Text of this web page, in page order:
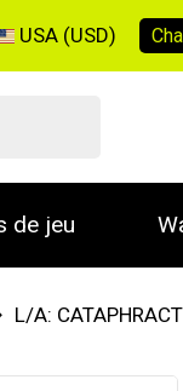
USA (USD)
de jeu
L/A: